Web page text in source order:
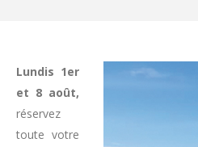
Lundis 1er
et 8 août,
réservez
toute votre